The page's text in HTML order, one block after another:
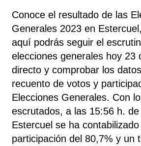
Conoce el resultado de las
Generales 2023 en
aquí podrás seguir el
elecciones generales hoy 23
directo y comprobar los
recuento de votos y
Elecciones Generales. Con
escrutados, a las 15:56 h. de
Estercuel se ha
participación del 80,7% y un